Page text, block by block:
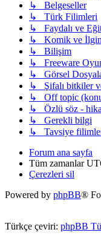
↳ Belgeseller
↳ Türk Filimleri
↳ Faydalı ve
↳ Komik ve
↳ Bilişim
↳ Freeware
↳ Görsel
↳ Şifalı bitkiler
↳ Off topic (konu
↳ Özlü söz -
↳ Gerekli bilgi
↳ Tavsiye
Forum ana sayfa
Tüm zamanlar
Çerezleri sil
Powered by phpBB®
Türkçe çeviri: phpBB